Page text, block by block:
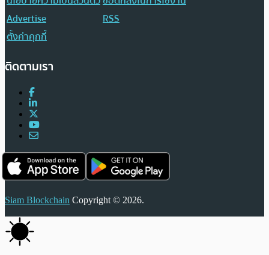
Advertise
RSS
ตั้งค่าคุกกี้
ติดตามเรา
Siam Blockchain Copyright © 2026.